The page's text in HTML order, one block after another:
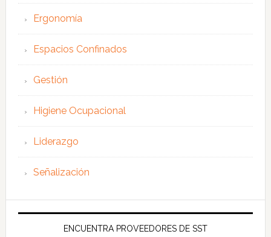
Ergonomía
Espacios Confinados
Gestión
Higiene Ocupacional
Liderazgo
Señalización
ENCUENTRA PROVEEDORES DE SST